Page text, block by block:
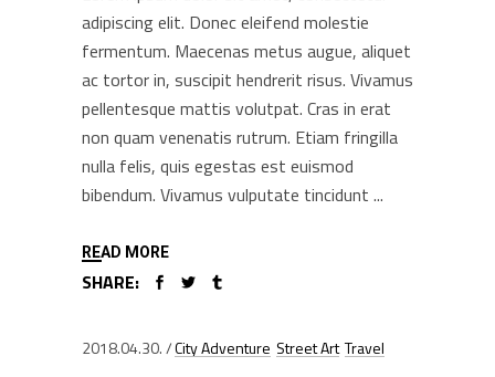
adipiscing elit. Donec eleifend molestie
fermentum. Maecenas metus augue, aliquet
ac tortor in, suscipit hendrerit risus. Vivamus
pellentesque mattis volutpat. Cras in erat
non quam venenatis rutrum. Etiam fringilla
nulla felis, quis egestas est euismod
bibendum. Vivamus vulputate tincidunt
READ MORE
SHARE:
2018.04.30. City Adventure Street Art Travel